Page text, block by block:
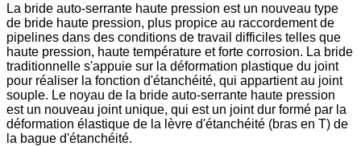
La bride auto-serrante haute pression est un nouveau type
de bride haute pression, plus propice au raccordement de
pipelines dans des conditions de travail difficiles telles que
haute pression, haute température et forte corrosion. La bride
traditionnelle s'appuie sur la déformation plastique du joint
pour réaliser la fonction d'étanchéité, qui appartient au joint
souple. Le noyau de la bride auto-serrante haute pression
est un nouveau joint unique, qui est un joint dur formé par la
déformation élastique de la lèvre d'étanchéité (bras en T) de
la bague d'étanchéité.